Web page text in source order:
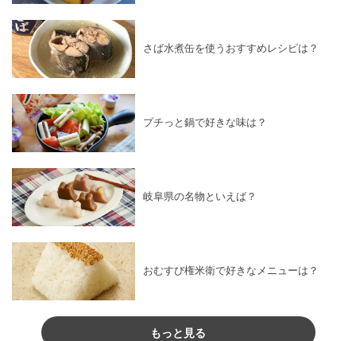
さば水煮缶を使うおすすめレシピは？
プチっと鍋で好きな味は？
岐阜県の名物といえば？
おむすび権米衛で好きなメニューは？
もっと見る